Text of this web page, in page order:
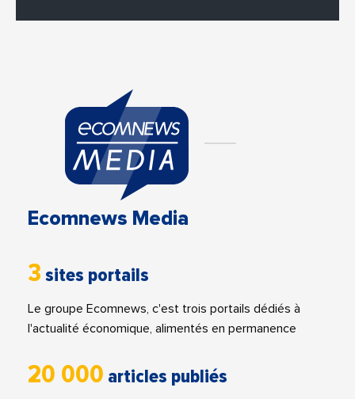
Ecomnews Media
3 sites portails
Le groupe Ecomnews, c'est trois portails dédiés à
l'actualité économique, alimentés en permanence
20 000 articles publiés